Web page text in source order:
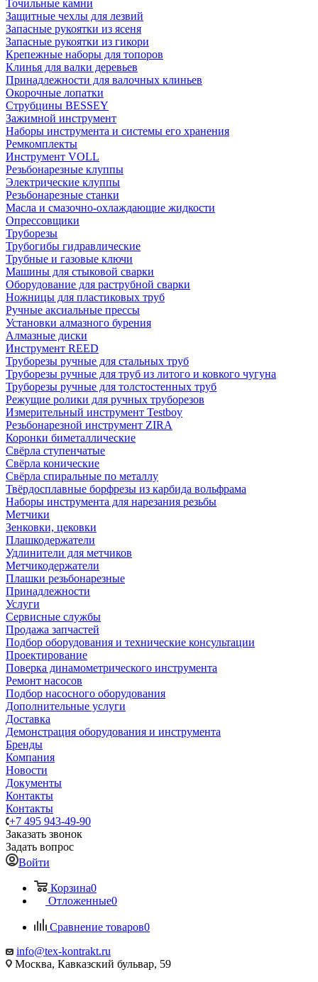
Точильные камни
Защитные чехлы для лезвий
Запасные рукоятки из ясеня
Запасные рукоятки из гикори
Крепежные наборы для топоров
Клинья для валки деревьев
Принадлежности для валочных клиньев
Окорочные лопатки
Струбцины BESSEY
Зажимной инструмент
Наборы инструмента и системы его хранения
Ремкомплекты
Инструмент VOLL
Резьбонарезные клуппы
Электрические клуппы
Резьбонарезные станки
Масла и смазочно-охлаждающие жидкости
Опрессовщики
Труборезы
Трубогибы гидравлические
Трубные и газовые ключи
Машины для стыковой сварки
Оборудование для раструбной сварки
Ножницы для пластиковых труб
Ручные аксиальные прессы
Установки алмазного бурения
Алмазные диски
Инструмент REED
Труборезы ручные для стальных труб
Труборезы ручные для труб из литого и ковкого чугуна
Труборезы ручные для толстостенных труб
Режущие ролики для ручных труборезов
Измерительный инструмент Testboy
Резьбонарезной инструмент ZIRA
Коронки биметаллические
Свёрла ступенчатые
Свёрла конические
Свёрла спиральные по металлу
Твёрдосплавные борфрезы из карбида вольфрама
Наборы инструмента для нарезания резьбы
Метчики
Зенковки, цековки
Плашкодержатели
Удлинители для метчиков
Метчикодержатели
Плашки резьбонарезные
Принадлежности
Услуги
Сервисные службы
Продажа запчастей
Подбор оборудования и технические консультации
Проектирование
Поверка динамометрического инструмента
Ремонт насосов
Подбор насосного оборудования
Дополнительные услуги
Доставка
Демонстрация оборудования и инструмента
Бренды
Компания
Новости
Документы
Контакты
Контакты
+7 495 943-49-90
Заказать звонок
Задать вопрос
Войти
Корзина0
Отложенные0
Сравнение товаров0
info@tex-kontrakt.ru
Москва, Кавказский бульвар, 59